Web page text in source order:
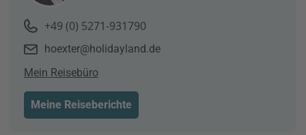
+49 (0) 5271-931790
hoexter@holidayland.de
Mein Reisebüro
Meine Reiseberichte